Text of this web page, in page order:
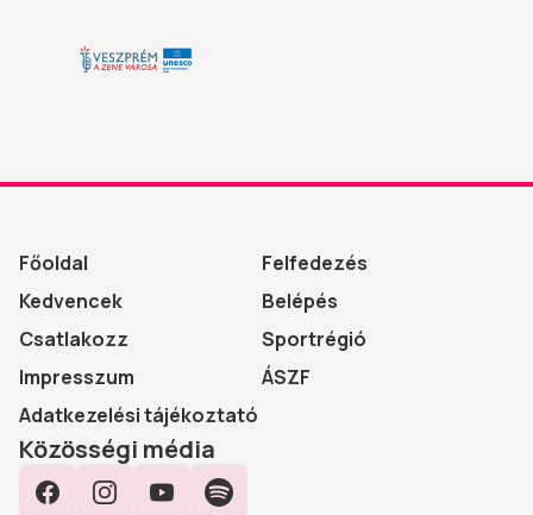
Főoldal
Felfedezés
Kedvencek
Belépés
Csatlakozz
Sportrégió
Impresszum
ÁSZF
Adatkezelési tájékoztató
Közösségi média